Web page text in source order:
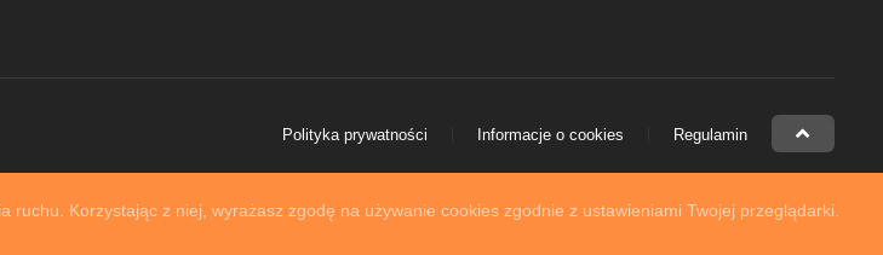
Korzystając z niej, wyrażasz zgodę na używanie cookies zgodnie z ustawieniami Twojej przeglądarki.
Polityka prywatności Informacje o cookies Regulamin